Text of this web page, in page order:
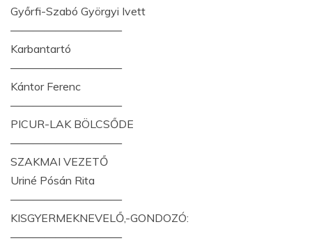
Győrfi-Szabó Györgyi Ivett
——————————
Karbantartó
——————————
Kántor Ferenc
——————————
PICUR-LAK BÖLCSŐDE
——————————
SZAKMAI VEZETŐ
Uriné Pósán Rita
——————————
KISGYERMEKNEVELŐ,-GONDOZÓ:
——————————